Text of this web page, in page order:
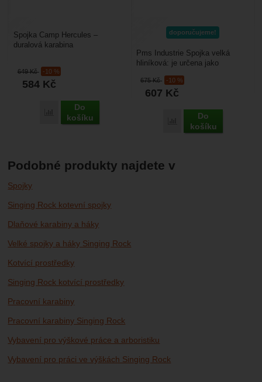
649Kč -10 %
584 Kč
Porovnat
Do
košíku
Spojka Camp Hercules –
duralová karabina
pojistkou. Dají se použít po
spojení...
doporučujeme!
675Kč -10 %
607 Kč
Porovnat
Do
košíku
Pms Industrie Spojka velká
hliníková: je určena jako
ve výškách. Má dvojitou...
Podobné produkty najdete v
Spojky
Singing Rock kotevní spojky
Dlaňové karabiny a háky
Velké spojky a háky Singing Rock
Kotvící prostředky
Singing Rock kotvící prostředky
Pracovní karabiny
Pracovní karabiny Singing Rock
Vybavení pro výškové práce a arboristiku
Vybavení pro práci ve výškách Singing Rock